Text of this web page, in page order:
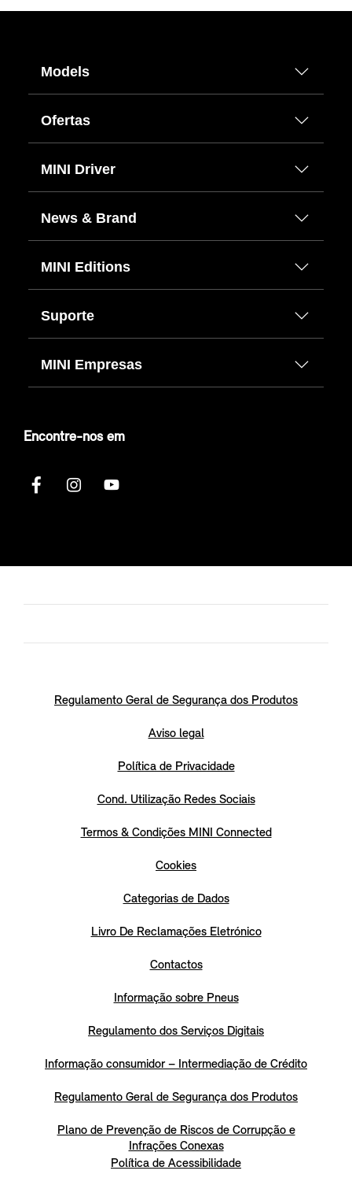
Models
Ofertas
MINI Driver
News & Brand
MINI Editions
Suporte
MINI Empresas
Encontre-nos em
Regulamento Geral de Segurança dos Produtos
Aviso legal
Política de Privacidade
Cond. Utilização Redes Sociais
Termos & Condições MINI Connected
Cookies
Categorias de Dados
Livro De Reclamações Eletrónico
Contactos
Informação sobre Pneus
Regulamento dos Serviços Digitais
Informação consumidor – Intermediação de Crédito
Regulamento Geral de Segurança dos Produtos
Plano de Prevenção de Riscos de Corrupção e
Infrações Conexas
Política de Acessibilidade